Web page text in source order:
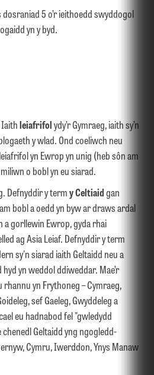
5 o’r ieithoedd swyddogol
yn y byd.
leiafrifolydy’r Gymraeg, iaith sy’n
y wlad. Ond coeliwch neu
yn Ewrop yn unig (heb sôn am
o bobl yn eu siarad.
Defnyddir y termy Celtiaidgan
bobl a oedd yn byw ar draws ardal
gorllewin Ewrop, gyda rhai
ag Asia Leiaf. Defnyddir y term
sy'n siarad iaith Geltaidd neu a
yn weddol ddiweddar. Mae’r
rhannu yn Frythoneg – Cymraeg,
sef Gaeleg, Gwyddeleg a
eu hadnabod fel "gwledydd
Geltaidd yng ngogledd-
Cymru, Iwerddon, Ynys Manaw